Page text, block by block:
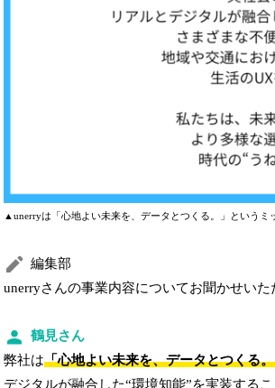
▲unerryは「心地よい未来を、データとつくる。」というミ
編集部
unerryさんの事業内容についてお聞かせいた
鶴見さん
弊社は「心地よい未来を、データとつくる
デジタルが融合した“環境知能”を実装する